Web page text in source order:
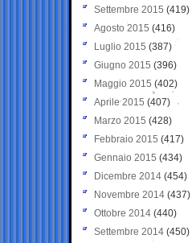
Settembre 2015 (419)
Agosto 2015 (416)
Luglio 2015 (387)
Giugno 2015 (396)
Maggio 2015 (402)
Aprile 2015 (407)
Marzo 2015 (428)
Febbraio 2015 (417)
Gennaio 2015 (434)
Dicembre 2014 (454)
Novembre 2014 (437)
Ottobre 2014 (440)
Settembre 2014 (450)